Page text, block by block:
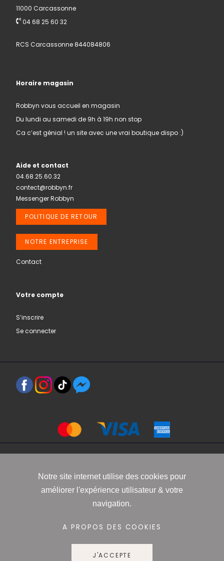
11000 Carcassonne
04 68 25 60 32
RCS Carcassonne 844084806
Horaire magasin
Robbyn vous accueil en magasin
Du lundi au samedi de 9h à 19h non stop
Ca c’est génial ! un site avec une vrai boutique dispo :)
Aide et contact
04.68.25.60.32
contect@robbyn.fr
Messenger Robbyn
POLITIQUE DE RETOUR
NOTRE ENTREPRISE
Contact
Votre compte
S’inscrire
Se connecter
Conditions générales de vente
confidentialité
Notre site internet utilise des cookies pour
améliorer l'expérience utilisateur & votre
navigation.
A PROPOS DES COOKIES
J'ACCEPTE